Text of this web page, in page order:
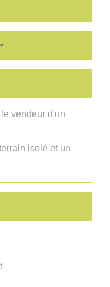
vendeur d'un
isolé et un